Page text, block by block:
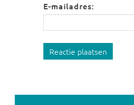
E-mailadres:
Reactie plaatsen